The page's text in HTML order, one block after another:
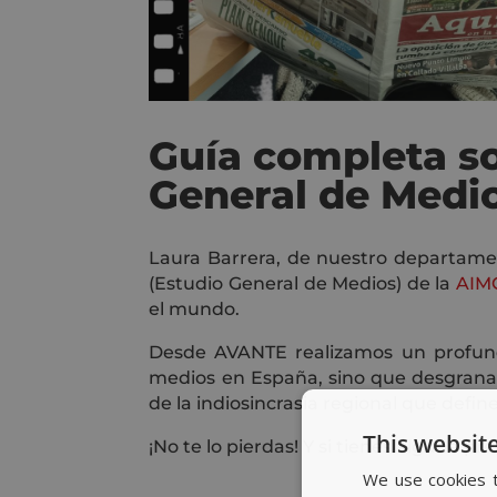
Guía completa
General de
Laura Barrera, de nuestro
(Estudio General de Medios) de la
el mundo.
Desde AVANTE realizamos un
medios en España, sino que
de la indiosincrasia regional que
¡No te lo pierdas! Y si tienes alguna
This
We use cookies